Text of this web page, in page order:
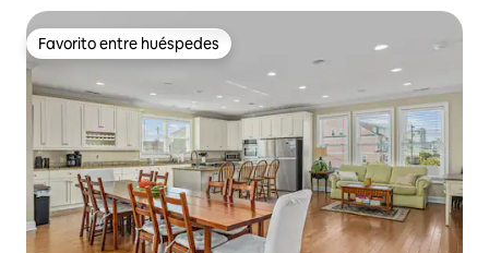
Favorito entre huéspedes
Favorito entre huéspedes